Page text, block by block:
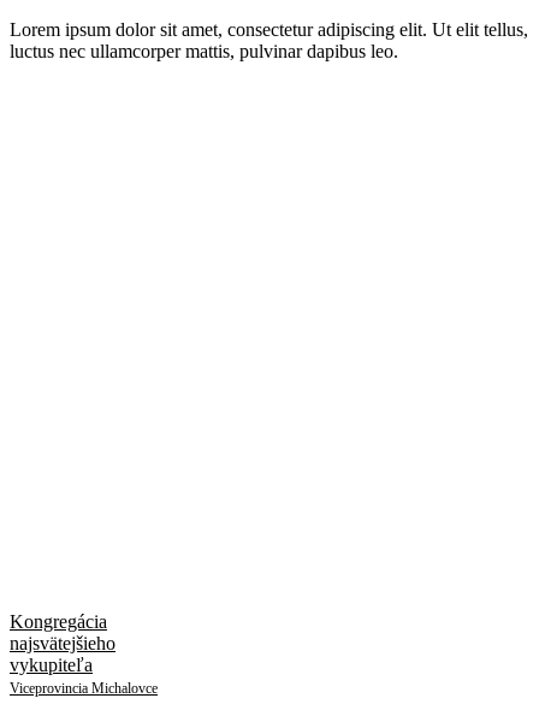
Lorem ipsum dolor sit amet, consectetur adipiscing elit. Ut elit tellus,
luctus nec ullamcorper mattis, pulvinar dapibus leo.
Kongregácia
najsvätejšieho
vykupiteľa
Viceprovincia Michalovce